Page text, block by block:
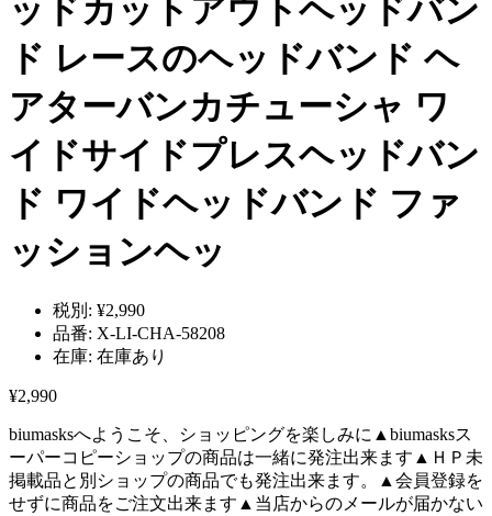
ッドカットアウトヘッドバン
ド レースのヘッドバンド ヘ
アターバンカチューシャ ワ
イドサイドプレスヘッドバン
ド ワイドヘッドバンド ファ
ッションヘッ
税別: ¥2,990
品番: X-LI-CHA-58208
在庫: 在庫あり
¥2,990
biumasksへようこそ、ショッピングを楽しみに▲biumasksス
ーパーコピーショップの商品は一緒に発注出来ます▲ＨＰ未
掲載品と別ショップの商品でも発注出来ます。▲会員登録を
せずに商品をご注文出来ます▲当店からのメールが届かない